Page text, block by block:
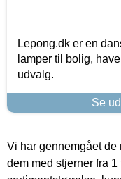
Lepong.dk er en
lamper til bolig,
udvalg.
Se
Vi har gennemgået
dem med stjerner fra